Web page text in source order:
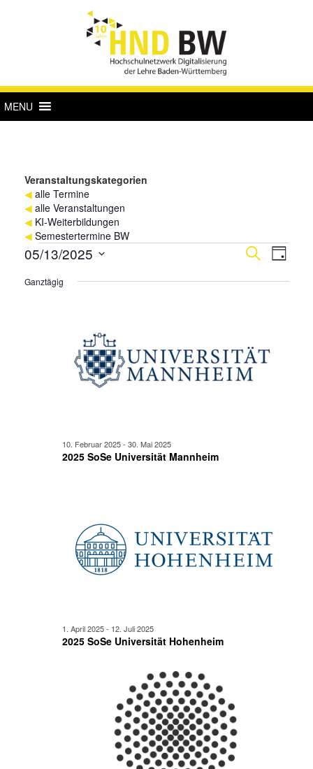
MENU
Veranstaltungskategorien
◀ alle Termine
◀ alle Veranstaltungen
◀ KI-Weiterbildungen
◀ Semestertermine BW
Veranstaltungen
für
13.
Suche
SucheTag
05/13/2025
wählen.
Ganztägig
2025 SoSe Universität Mannheim
10. Februar 2025- 30. Mai 2025
2025 SoSe Universität Hohenheim
1. April 2025- 12. Juli 2025